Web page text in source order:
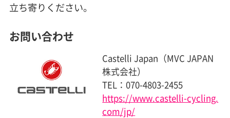
立ち寄りください。
お問い合わせ
Castelli Japan（MVC JAPAN
株式会社）
TEL：070-4803-2455
https://www.castelli-cycling.
com/jp/